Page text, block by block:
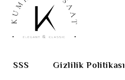
SSS Gizlilik Politikası